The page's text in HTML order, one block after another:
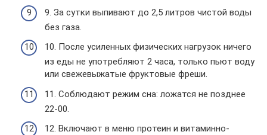
9. За сутки выпивают до 2,5 литров чистой воды
без газа.
10. После усиленных физических нагрузок ничего
из еды не употребляют 2 часа, только пьют воду
или свежевыжатые фруктовые фреши.
11. Соблюдают режим сна: ложатся не позднее
22-00.
12. Включают в меню протеин и витаминно-